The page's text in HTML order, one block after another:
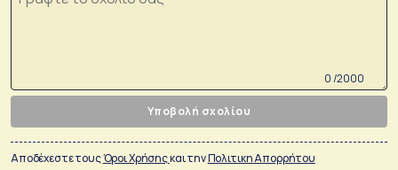
0 /2000
Υποβολή σχολίου
Αποδέχεστε τουςΌροι Χρήσηςκαι τηνΠολιτικη Απορρήτου